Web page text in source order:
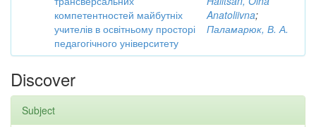
компетентностей майбутніх
учителів в освітньому просторі
педагогічного університету
Anatoliivna;
Паламарюк, В. А.
Discover
Subject